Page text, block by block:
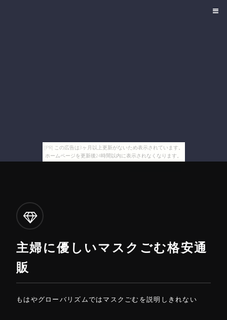
[PR] この広告は3ヶ月以上更新がないため表示されています。
ホームページを更新後24時間以内に表示されなくなります。
主婦に優しいマスクごむ格安通
販
もはやグローバリズムではマスクごむを説明しきれない